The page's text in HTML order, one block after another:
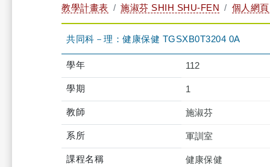
教學計畫表 施淑芬 SHIH SHU-FEN 個人網頁
共同科－理：健康保健 TGSXB0T3204 0A
學年 112
學期 1
教師 施淑芬
系所 軍訓室
課程名稱 健康保健